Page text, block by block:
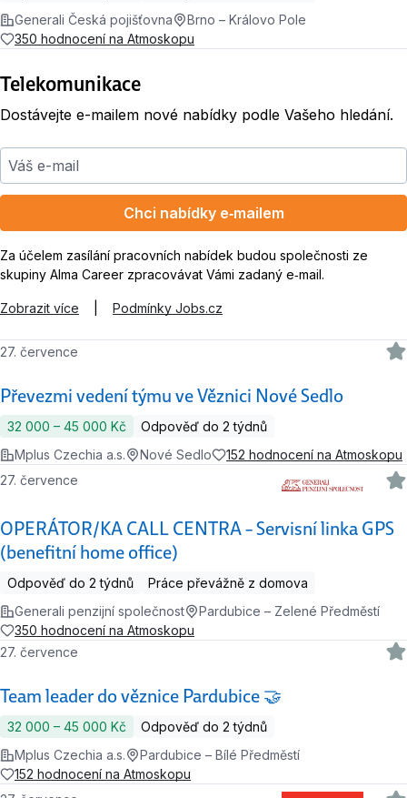
Generali Česká pojišťovna
Brno – Královo Pole
350 hodnocení na Atmoskopu
Telekomunikace
Dostávejte e-mailem nové nabídky podle Vašeho hledání.
Váš e-mail
Chci nabídky e‑mailem
Za účelem zasílání pracovních nabídek budou společnosti ze
skupiny Alma Career zpracovávat Vámi zadaný e‑mail.
Zobrazit více Podmínky Jobs.cz
Převezmi vedení týmu ve Věznici Nové Sedlo
27. července
32 000 ‍–‍ 45 000 Kč
Odpověď do 2 týdnů
Mplus Czechia a.s.
Nové Sedlo 152 hodnocení na Atmoskopu
OPERÁTOR/KA CALL CENTRA – Servisní linka GPS
(benefitní home office)
27. července
Odpověď do 2 týdnů
Práce převážně z domova
Generali penzijní společnost
Pardubice – Zelené Předměstí
350 hodnocení na Atmoskopu
Team leader do věznice Pardubice 🤝
27. července
32 000 ‍–‍ 45 000 Kč
Odpověď do 2 týdnů
Mplus Czechia a.s.
Pardubice – Bílé Předměstí
152 hodnocení na Atmoskopu